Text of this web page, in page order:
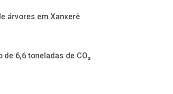
árvores em Xanxerê
6,6 toneladas de CO₂